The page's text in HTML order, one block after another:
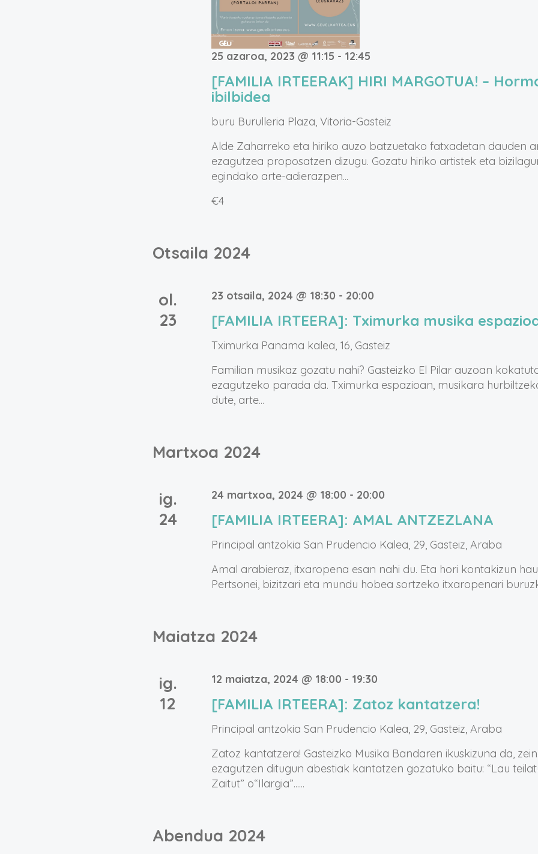
25 azaroa, 2023 @ 11:15 - 12:45
[FAMILIA IRTEERAK] HIRI MARGOTUA! –
ibilbidea
buru Burulleria Plaza, Vitoria-Gasteiz
Alde Zaharreko eta hiriko auzo batzuetako fatxadetan dauden
ezagutzea proposatzen dizugu. Gozatu hiriko artistek eta
egindako arte-adierazpen...
€4
Otsaila 2024
ol.
23
23 otsaila, 2024 @ 18:30 - 20:00
[FAMILIA IRTEERA]: Tximurka musika
Tximurka Panama kalea, 16, Gasteiz
Familian musikaz gozatu nahi? Gasteizko El Pilar auzoan
ezagutzeko parada da. Tximurka espazioan, musikara
dute, arte...
Martxoa 2024
ig.
24
24 martxoa, 2024 @ 18:00 - 20:00
[FAMILIA IRTEERA]: AMAL ANTZEZLANA
Principal antzokiaSan Prudencio Kalea, 29, Gasteiz, Araba
Amal arabieraz, itxaropena esan nahi du. Eta hori kontakizun
Pertsonei, bizitzari eta mundu hobea sortzeko itxaropenari
Maiatza 2024
ig.
12
12 maiatza, 2024 @ 18:00 - 19:30
[FAMILIA IRTEERA]: Zatoz kantatzera!
Principal antzokiaSan Prudencio Kalea, 29, Gasteiz, Araba
Zatoz kantatzera! Gasteizko Musika Bandaren ikuskizuna da,
ezagutzen ditugun abestiak kantatzen gozatuko baitu: “Lau
Zaitut” o“Ilargia”......
Abendua 2024